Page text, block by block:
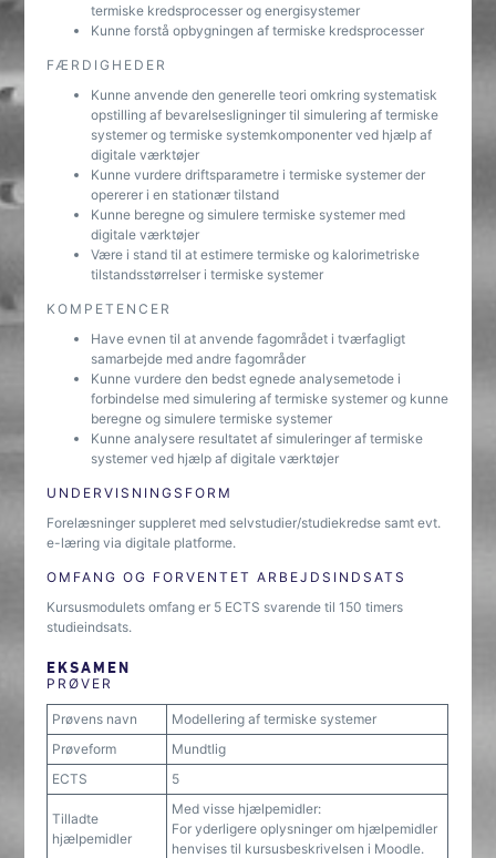
termiske kredsprocesser og energisystemer
Kunne forstå opbygningen af termiske kredsprocesser
FÆRDIGHEDER
Kunne anvende den generelle teori omkring systematisk
opstilling af bevarelsesligninger til simulering af termiske
systemer og termiske systemkomponenter ved hjælp af
digitale værktøjer
Kunne vurdere driftsparametre i termiske systemer der
opererer i en stationær tilstand
Kunne beregne og simulere termiske systemer med
digitale værktøjer
Være i stand til at estimere termiske og kalorimetriske
tilstandsstørrelser i termiske systemer
KOMPETENCER
Have evnen til at anvende fagområdet i tværfagligt
samarbejde med andre fagområder
Kunne vurdere den bedst egnede analysemetode i
forbindelse med simulering af termiske systemer og kunne
beregne og simulere termiske systemer
Kunne analysere resultatet af simuleringer af termiske
systemer ved hjælp af digitale værktøjer
UNDERVISNINGSFORM
Forelæsninger suppleret med selvstudier/studiekredse samt evt.
e-læring via digitale platforme.
OMFANG OG FORVENTET ARBEJDSINDSATS
Kursusmodulets omfang er 5 ECTS svarende til 150 timers
studieindsats.
EKSAMEN
PRØVER
Prøvens navn
Modellering af termiske systemer
Prøveform
Mundtlig
ECTS
5
Tilladte
hjælpemidler
Med visse hjælpemidler:
For yderligere oplysninger om hjælpemidler
henvises til kursusbeskrivelsen i Moodle.